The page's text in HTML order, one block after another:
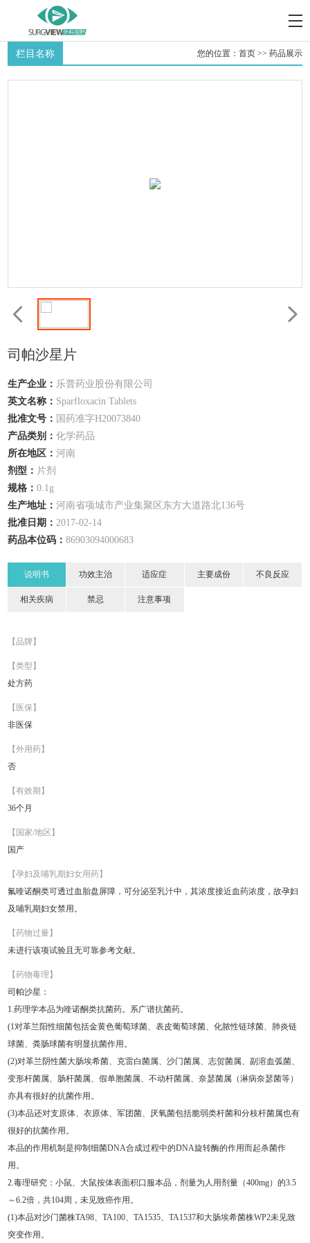
栏目名称 您的位置： 首页>> 药品展示
司帕沙星片
生产企业： 乐普药业股份有限公司
英文名称： Sparfloxacin Tablets
批准文号： 国药准字H20073840
产品类别：化学药品
所在地区：河南
剂型： 片剂
规格：0.1g
生产地址：河南省项城市产业集聚区东方大道路北136号
批准日期：2017-02-14
药品本位码：86903094000683
说明书 功效主治 适应症 主要成份 不良反应
相关疾病 禁忌 注意事项
【品牌】
【类型】
处方药
【医保】
非医保
【外用药】
否
【有效期】
36个月
【国家/地区】
国产
【孕妇及哺乳期妇女用药】
氟喹诺酮类可透过血胎盘屏障，可分泌至乳汁中，其浓度接近血药浓度，故孕妇
及哺乳期妇女禁用。
【药物过量】
未进行该项试验且无可靠参考文献。
【药物毒理】
司帕沙星：
1.药理学本品为喹诺酮类抗菌药。系广谱抗菌药。
(1对革兰阳性细菌包括金黄色葡萄球菌、表皮葡萄球菌、化脓性链球菌、肺炎链
球菌、粪肠球菌有明显抗菌作用。
(2)对革兰阴性菌大肠埃希菌、克雷白菌属、沙门菌属、志贺菌属、副溶血弧菌、
变形杆菌属、肠杆菌属、假单胞菌属、不动杆菌属、奈瑟菌属（淋病奈瑟菌等）
亦具有很好的抗菌作用。
(3)本品还对支原体、衣原体、军团菌、厌氧菌包括脆弱类杆菌和分枝杆菌属也有
很好的抗菌作用。
本品的作用机制是抑制细菌DNA合成过程中的DNA旋转酶的作用而起杀菌作
用。
2.毒理研究：小鼠、大鼠按体表面积口服本品，剂量为人用剂量（400mg）的3.5
～6.2倍，共104周，未见致癌作用。
(1)本品对沙门菌株TA98、TA100、TA1535、TA1537和大肠埃希菌株WP2未见致
突变作用。